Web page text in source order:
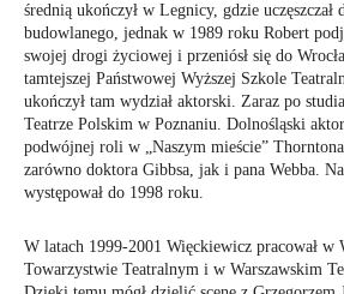
średnią ukończył w Legnicy, gdzie uczęszczał
budowlanego, jednak w 1989 roku Robert
swojej drogi życiowej i przeniósł się do
tamtejszej Państwowej Wyższej Szkole
ukończył tam wydział aktorski. Zaraz po
Teatrze Polskim w Poznaniu. Dolnośląski
podwójnej roli w „Naszym mieście”
zarówno doktora Gibbsa, jak i pana Webba.
występował do 1998 roku.
W latach 1999-2001 Więckiewicz pracował w
Towarzystwie Teatralnym i w Warszawskim